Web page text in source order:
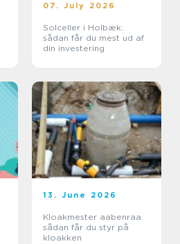
07. July 2026
Solceller i Holbæk:
sådan får du mest ud af
din investering
13. June 2026
Kloakmester aabenraa
sådan får du styr på
kloakken